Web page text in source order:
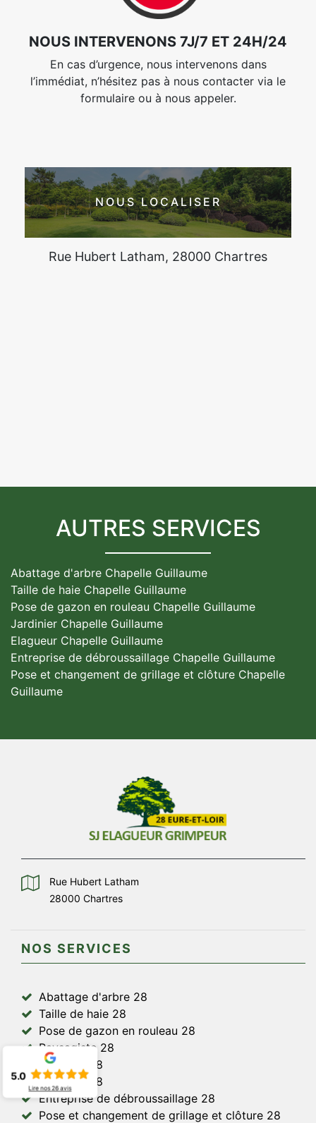
NOUS INTERVENONS 7J/7 ET 24H/24
En cas d’urgence, nous intervenons dans
l’immédiat, n’hésitez pas à nous contacter via le
formulaire ou à nous appeler.
NOUS LOCALISER
Rue Hubert Latham, 28000 Chartres
AUTRES SERVICES
Abattage d'arbre Chapelle Guillaume
Taille de haie Chapelle Guillaume
Pose de gazon en rouleau Chapelle Guillaume
Jardinier Chapelle Guillaume
Elagueur Chapelle Guillaume
Entreprise de débroussaillage Chapelle Guillaume
Pose et changement de grillage et clôture Chapelle
Guillaume
Rue Hubert Latham
28000 Chartres
NOS SERVICES
Abattage d'arbre 28
Taille de haie 28
Pose de gazon en rouleau 28
Paysagiste 28
Jardinier 28
Elagueur 28
Entreprise de débroussaillage 28
Pose et changement de grillage et clôture 28
5.0
Lire nos26avis